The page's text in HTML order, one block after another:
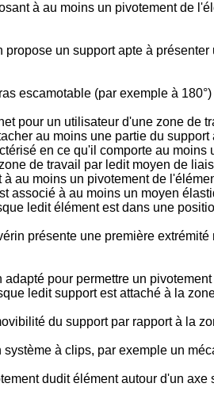
à au moins un pivotement de
un support apte à
escamotable (par exemple à
pour un utilisateur d'une zone de
au moins une partie du
en ce qu'il comporte au
de travail par ledit moyen de
au moins un pivotement de
à au moins un moyen
ledit élément est dans une
présente une première
pour permettre un
ledit support est attaché à la
du support par rapport à la
à clips, par exemple un
dudit élément autour d'un